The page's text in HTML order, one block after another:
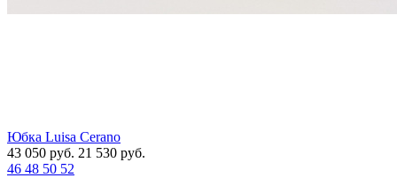
Юбка Luisa Cerano
43 050 руб. 21 530 руб.
46 48 50 52